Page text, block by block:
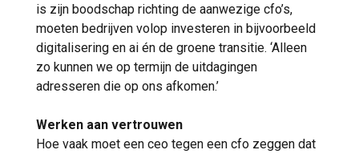
is zijn boodschap richting de aanwezige cfo’s,
moeten bedrijven volop investeren in bijvoorbeeld
digitalisering en ai én de groene transitie. ‘Alleen
zo kunnen we op termijn de uitdagingen
adresseren die op ons afkomen.’
Werken aan vertrouwen
Hoe vaak moet een ceo tegen een cfo zeggen dat